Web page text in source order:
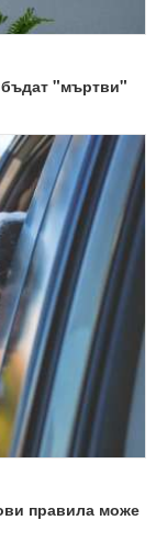
бъдат "мъртви"
правила може